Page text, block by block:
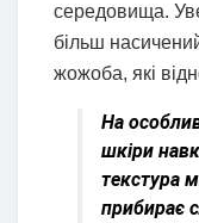
середовища.
більш
жожоба, які
На
шкіри
текстура
прибирає